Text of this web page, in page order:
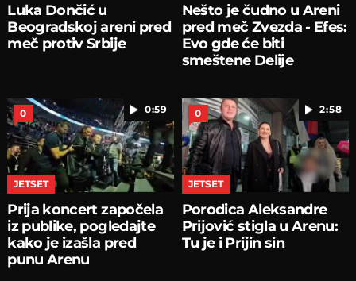
Luka Dončić u
Beogradskoj areni pred
meč protiv Srbije
Nešto je čudno u Areni
pred meč Zvezda - Efes:
Evo gde će biti
smeštene Delije
0:59
0
JETSET
Prija koncert započela
iz publike, pogledajte
kako je izašla pred
punu Arenu
2:58
0
JETSET
Porodica Aleksandre
Prijović stigla u Arenu:
Tu je i Prijin sin